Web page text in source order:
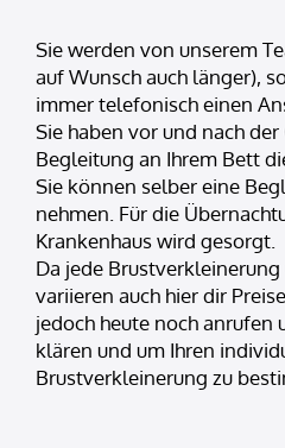
Sie werden von unserem
auf Wunsch auch länger),
immer telefonisch einen
Sie haben vor und nach
Begleitung an Ihrem Bett
Sie können selber eine
nehmen. Für die
Krankenhaus wird gesorgt.
Da jede
variieren auch hier dir
jedoch heute noch anrufen
klären und um Ihren
Brustverkleinerung zu